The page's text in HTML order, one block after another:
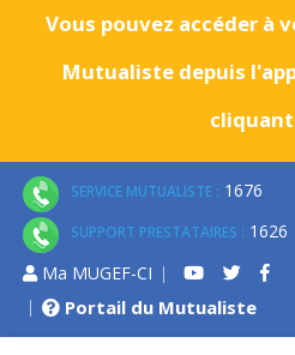
Vous pouvez accéder à
Mutualiste depuis
SERVICE MUTUALISTE : 1676
SUPPORT PRESTATAIRES : 1626
Ma MUGEF-CI
Portail du Mutualiste